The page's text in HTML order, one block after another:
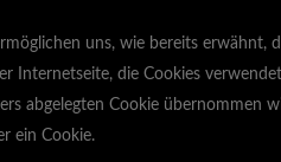
uns, wie bereits erwähnt,
die Cookies
abgelegten Cookie übernommen
ein Cookie.